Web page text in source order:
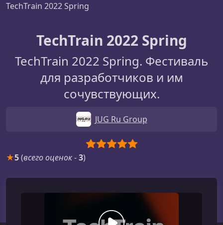
TechTrain 2022 Spring
TechTrain 2022 Spring
TechTrain 2022 Spring. Фестиваль
для разработчиков и им
сочувствующих.
JUG Ru Group
★5(всего оценок-3)